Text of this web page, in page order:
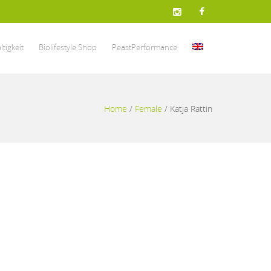
Biolifestyle Shop PeastPerformance
Home / Female / Katja Rattin